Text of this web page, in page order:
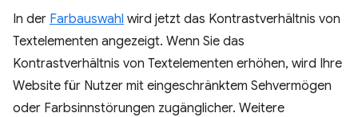
In der Farbauswahl wird jetzt das Kontrastverhältnis von
Textelementen angezeigt. Wenn Sie das
Kontrastverhältnis von Textelementen erhöhen, wird Ihre
Website für Nutzer mit eingeschränktem Sehvermögen
oder Farbsinnstörungen zugänglicher. Weitere